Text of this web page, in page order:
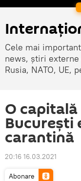
Cele mai
news, știri externe
Rusia, NATO, UE,
O
București
carantină
20:16 16.03.2021
Abonare